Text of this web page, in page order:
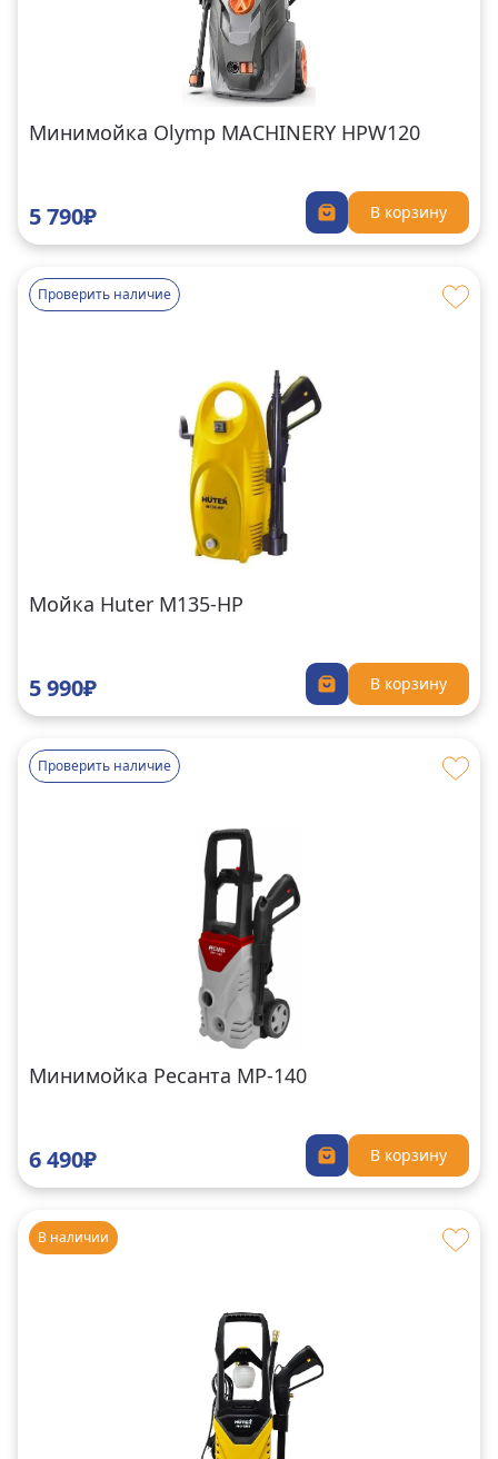
Минимойка Olymp MACHINERY HPW120
5 790₽ В корзину
Проверить наличие
Мойка Huter M135-HP
5 990₽ В корзину
Проверить наличие
Минимойка Ресанта МР-140
6 490₽ В корзину
В наличии